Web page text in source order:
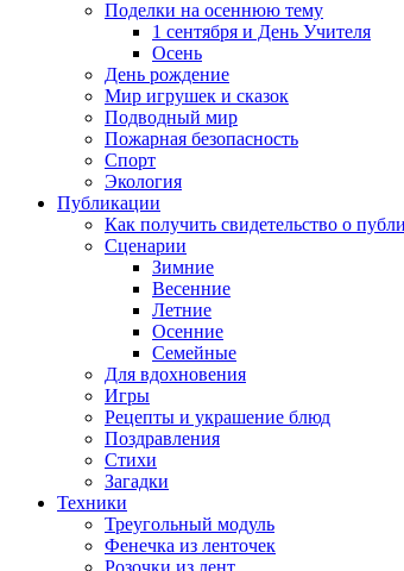
Поделки на осеннюю тему
1 сентября и День Учителя
Осень
День рождение
Мир игрушек и сказок
Подводный мир
Пожарная безопасность
Спорт
Экология
Публикации
Как получить свидетельство о
Сценарии
Зимние
Весенние
Летние
Осенние
Семейные
Для вдохновения
Игры
Рецепты и украшение блюд
Поздравления
Стихи
Загадки
Техники
Треугольный модуль
Фенечка из ленточек